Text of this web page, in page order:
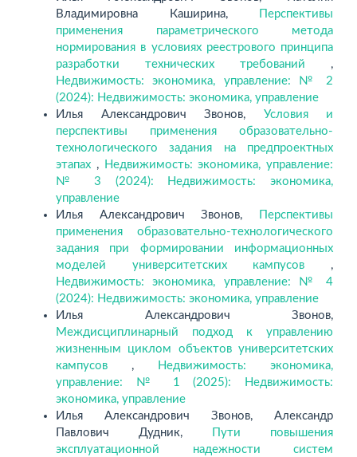
Владимировна Каширина,
Перспективы
применения параметрического метода
нормирования в условиях реестрового принципа
разработки технических требований ,
Недвижимость: экономика, управление: № 2
(2024): Недвижимость: экономика, управление
Илья Александрович Звонов, Условия и
перспективы применения образовательно-
технологического задания на предпроектных
этапах , Недвижимость: экономика, управление:
№ 3 (2024): Недвижимость: экономика,
управление
Илья Александрович Звонов,
Перспективы
применения образовательно-технологического
задания при формировании информационных
моделей университетских кампусов ,
Недвижимость: экономика, управление: № 4
(2024): Недвижимость: экономика, управление
Илья Александрович Звонов,
Междисциплинарный подход к управлению
жизненным циклом объектов университетских
кампусов ,
Недвижимость: экономика,
управление: № 1 (2025): Недвижимость:
экономика, управление
Илья Александрович Звонов, Александр
Павлович Дудник,
Пути повышения
эксплуатационной надежности систем